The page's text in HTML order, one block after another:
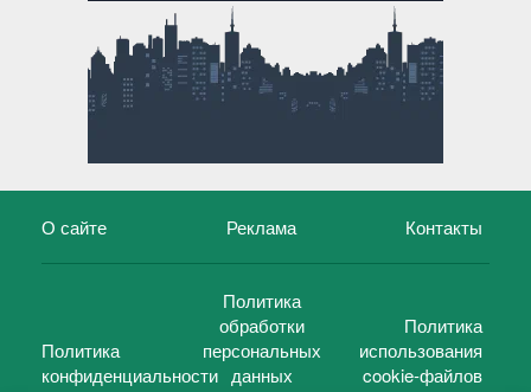
О сайте Реклама Контакты
Политика
конфиденциальности
Политика
обработки
персональных
данных
Политика
использования
cookie-файлов